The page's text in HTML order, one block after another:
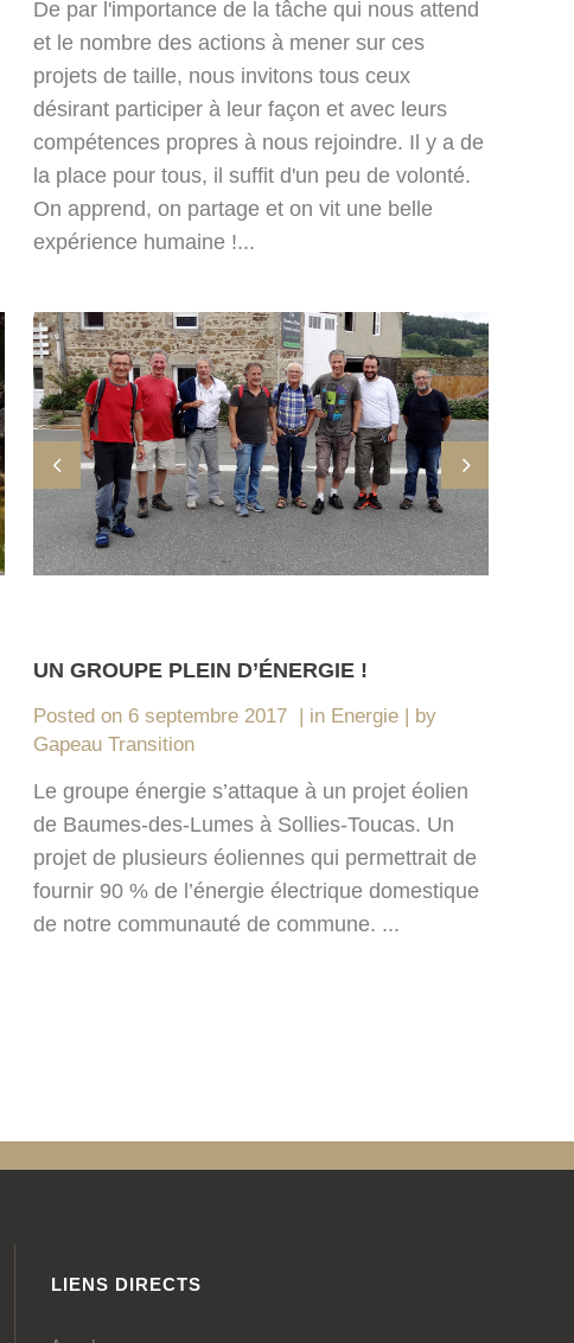
De par l'importance de la tâche qui nous attend
et le nombre des actions à mener sur ces
projets de taille, nous invitons tous ceux
désirant participer à leur façon et avec leurs
compétences propres à nous rejoindre. Il y a de
la place pour tous, il suffit d'un peu de volonté.
On apprend, on partage et on vit une belle
expérience humaine !...
UN GROUPE PLEIN D’ÉNERGIE !
Posted on 6 septembre 2017 in Energie
by
Gapeau Transition
Le groupe énergie s’attaque à un projet éolien
de Baumes-des-Lumes à Sollies-Toucas. Un
projet de plusieurs éoliennes qui permettrait de
fournir 90 % de l’énergie électrique domestique
de notre communauté de commune. ...
LIENS DIRECTS